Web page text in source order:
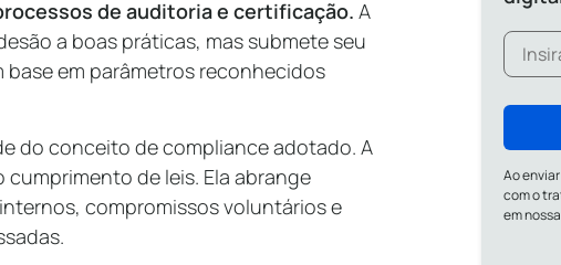
de auditoria e certificação. A
a boas práticas, mas submete seu
em parâmetros reconhecidos
do conceito de compliance adotado. A
de leis. Ela abrange
compromissos voluntários e
Ao
com o
em nossa